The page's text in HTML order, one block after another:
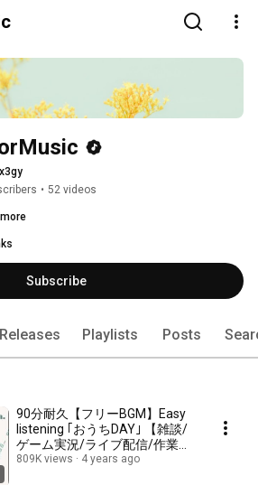
• 52 videos
Subscribe
Releases Playlists Posts
90分耐久【フリーBGM】Easy
listening ｢おうちDAY｣ 【雑談/
ゲーム実況/ライブ配信/作業用/
まったり/ほのぼの/かわいい】
809K views 4 years ago